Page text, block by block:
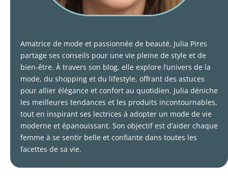
Amatrice de mode et passionnée de beauté, Julia Pires
partage ses conseils pour une vie pleine de style et de
bien-être. À travers son blog, elle explore l’univers de la
mode, du shopping et du lifestyle, offrant des astuces
pour allier élégance et confort au quotidien. Julia déniche
les meilleures tendances et les produits incontournables,
tout en inspirant ses lectrices à adopter un mode de vie
moderne et épanouissant. Son objectif est d’aider chaque
femme à se sentir belle et confiante dans toutes les
facettes de sa vie.